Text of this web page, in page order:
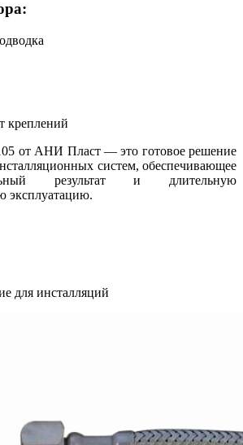
креплений
от АНИ Пласт — это готовое решение
систем, обеспечивающее
результат и длительную
эксплуатацию.
для инсталляций